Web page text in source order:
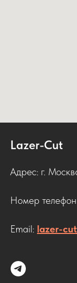
Lazer-Cut
Адрес: г.
Номер телефон
Email: lazer-